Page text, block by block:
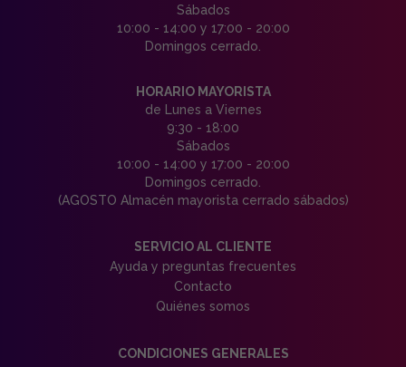
Sábados
10:00 - 14:00 y 17:00 - 20:00
Domingos cerrado.
HORARIO MAYORISTA
de Lunes a Viernes
9:30 - 18:00
Sábados
10:00 - 14:00 y 17:00 - 20:00
Domingos cerrado.
(AGOSTO Almacén mayorista cerrado sábados)
SERVICIO AL CLIENTE
Ayuda y preguntas frecuentes
Contacto
Quiénes somos
CONDICIONES GENERALES